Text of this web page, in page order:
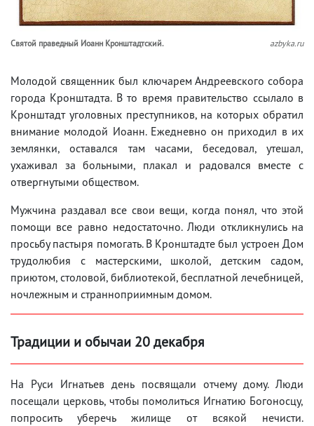
Святой праведный Иоанн Кронштадтский. azbyka.ru
Молодой священник был ключарем Андреевского собора
города Кронштадта. В то время правительство ссылало в
Кронштадт уголовных преступников, на которых обратил
внимание молодой Иоанн. Ежедневно он приходил в их
землянки, оставался там часами, беседовал, утешал,
ухаживал за больными, плакал и радовался вместе с
отвергнутыми обществом.
Мужчина раздавал все свои вещи, когда понял, что этой
помощи все равно недостаточно. Люди откликнулись на
просьбу пастыря помогать. В Кронштадте был устроен Дом
трудолюбия с мастерскими, школой, детским садом,
приютом, столовой, библиотекой, бесплатной лечебницей,
ночлежным и странноприимным домом.
Традиции и обычаи 20 декабря
На Руси Игнатьев день посвящали отчему дому. Люди
посещали церковь, чтобы помолиться Игнатию Богоносцу,
попросить уберечь жилище от всякой нечисти.